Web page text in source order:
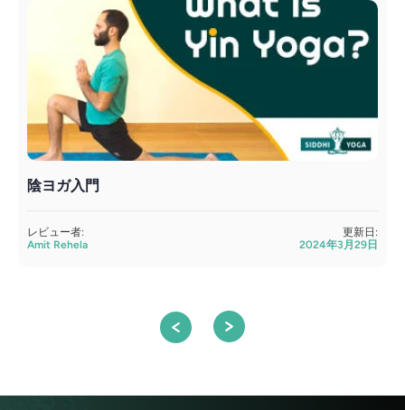
陰ヨガ入門
レビュー者:
Amit Rehela
更新日:
2024年3月29日